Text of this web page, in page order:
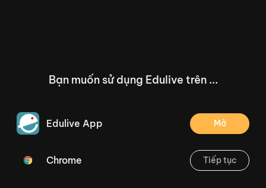
/--
Thoát
Bạn muốn sử dụng Edulive trên ...
Edulive App Mở
Chrome Tiếp tục